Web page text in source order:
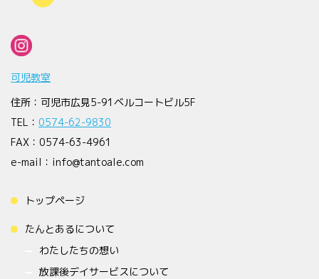
可児教室
住所：可児市広見5-91ベルコートビル5F
TEL： 0574-62-9830
FAX：0574-63-4961
e-mail：info@tantoale.com
トップページ
たんとあるについて
わたしたちの想い
放課後デイサービスについて